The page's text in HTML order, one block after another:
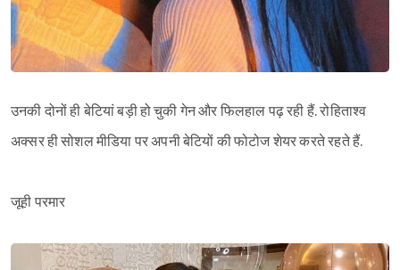
उनकी दोनों ही बेटियां बड़ी हो चुकी गेन और फिलहाल पढ़ रही हैं. रोहिताश्व
अक्सर ही सोशल मीडिया पर अपनी बेटियों की फोटोज शेयर करते रहते हैं.
जूही परमार